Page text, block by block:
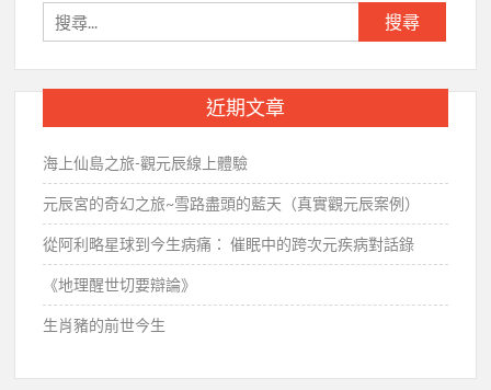
覽
尋
關
字:
近期文章
海上仙島之旅-觀元辰線上體驗
元辰宮的奇幻之旅~雪路盡頭的藍天（真實觀元辰案例）
從阿利略星球到今生病痛： 催眠中的跨次元疾病對話錄
《地理醒世切要辯論》
生肖豬的前世今生